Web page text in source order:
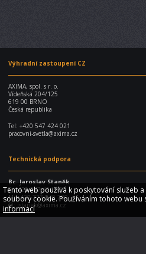
Tento web používá k poskytování služeb
soubory cookie. Používáním tohoto webu
informací
Výhradní zastoupení CZ
AXIMA, spol. s r. o.
Vídeňská 204/125
619 00 BRNO
Česká republika
Tel: +420 547 424 021
pracovni-svetla@axima.cz
Technická podpora
Bc. Jaroslav Staněk
T: +420 547 424 075
M: +420 727 940 780
@: jstanek@axima.cz